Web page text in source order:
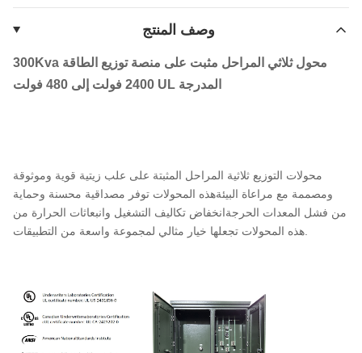
وصف المنتج
300Kva محول ثلاثي المراحل مثبت على منصة توزيع الطاقة
2400 فولت إلى 480 فولت UL المدرجة
محولات التوزيع ثلاثية المراحل المثبتة على علب زيتية قوية وموثوقة
ومصممة مع مراعاة البيئةهذه المحولات توفر مصداقية محسنة وحماية
من فشل المعدات الحرجةانخفاض تكاليف التشغيل وانبعاثات الحرارة من